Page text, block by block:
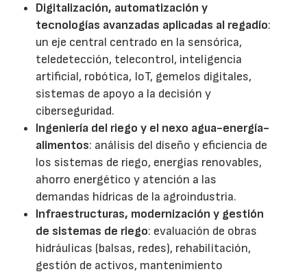
Digitalización, automatización y
tecnologías avanzadas aplicadas al regadío:
un eje central centrado en la sensórica,
teledetección, telecontrol, inteligencia
artificial, robótica, IoT, gemelos digitales,
sistemas de apoyo a la decisión y
ciberseguridad.
Ingeniería del riego y el nexo agua-energía-
alimentos: análisis del diseño y eficiencia de
los sistemas de riego, energías renovables,
ahorro energético y atención a las
demandas hídricas de la agroindustria.
Infraestructuras, modernización y gestión
de sistemas de riego: evaluación de obras
hidráulicas (balsas, redes), rehabilitación,
gestión de activos, mantenimiento